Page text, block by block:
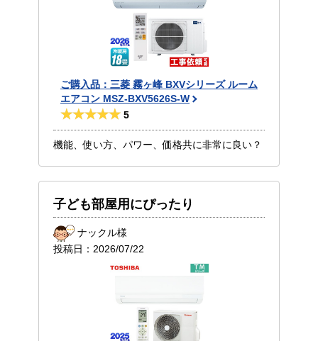
ご購入品：三菱 霧ヶ峰 BXVシリーズ ルーム
エアコン MSZ-BXV5626S-W
5
機能、使い方、パワー、価格共に非常に良い？
子ども部屋用にぴったり
ナックル様
投稿日： 2026/07/22